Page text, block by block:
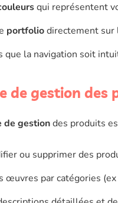
qui représentent
portfoliodirectement sur
que la navigation soit
de gestion des
de gestiondes produits
ou supprimer des
œuvres par catégories